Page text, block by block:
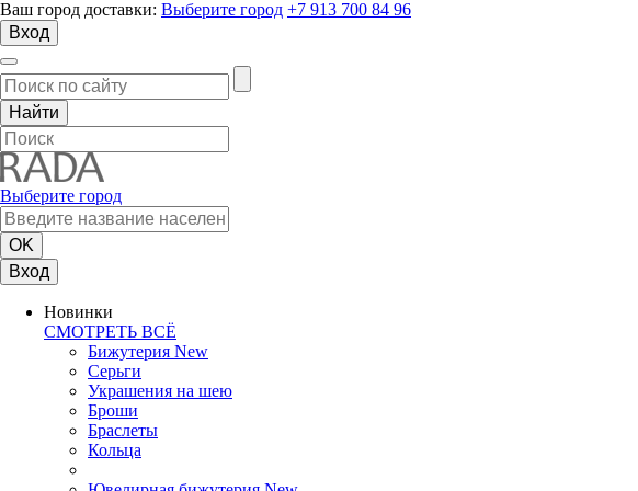
Ваш город доставки: Выберите город +7 913 700 84 96
Вход
Выберите город
Вход
Новинки
СМОТРЕТЬ ВСЁ
Бижутерия New
Серьги
Украшения на шею
Броши
Браслеты
Кольца